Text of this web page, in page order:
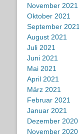
November 2021
Oktober 2021
September 2021
August 2021
Juli 2021
Juni 2021
Mai 2021
April 2021
März 2021
Februar 2021
Januar 2021
Dezember 2020
November 2020